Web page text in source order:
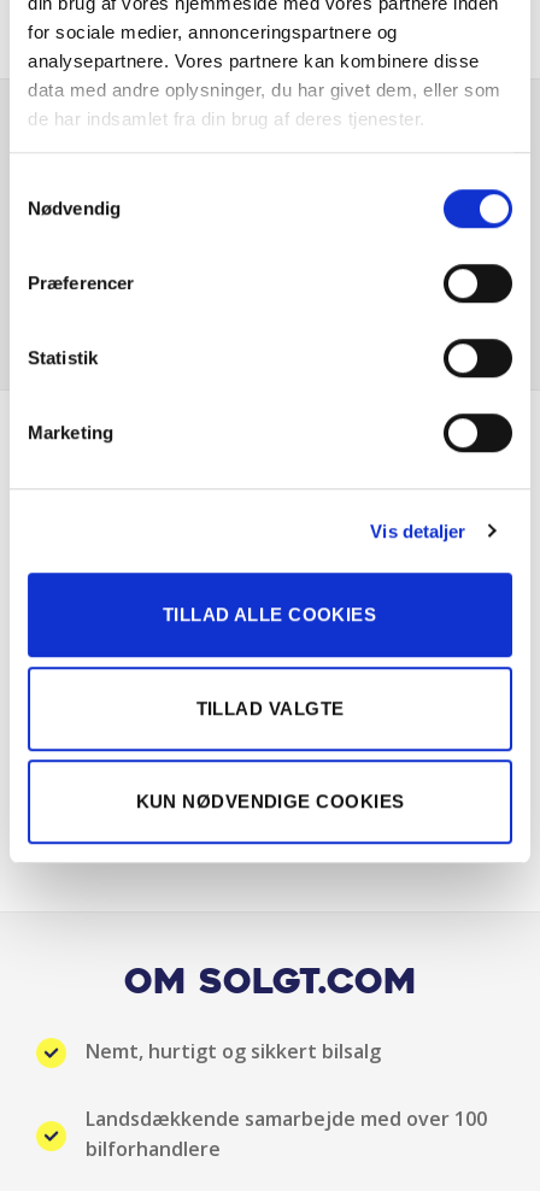
for sociale medier, annonceringspartnere og
analysepartnere. Vores partnere kan kombinere disse
data med andre oplysninger, du har givet dem, eller som
de har indsamlet fra din brug af deres tjenester.
Nødvendig
Præferencer
Statistik
Marketing
Vis detaljer
TILLAD ALLE COOKIES
TILLAD VALGTE
KUN NØDVENDIGE COOKIES
Automatgear
Bakkamera
Blindvinkelassistent
Centrallås
DAB radio
Dæktrykssensor
Digitalt Cockpit
El-spejle
ESP
Fører-airbag
Er du interesseret i
kunder siger
Om Solgt.com
Nemt, hurtigt og sikkert bilsalg
Landsdækkende samarbejde med over 100
bilforhandlere